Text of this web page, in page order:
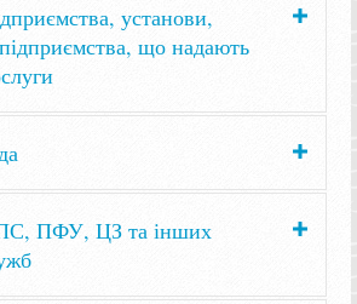
установи,
підприємства, що надають
ПФУ, ЦЗ та інших